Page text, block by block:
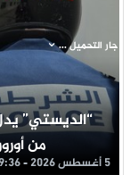
“الديستي”
من
5 أغسطس 2026 - 19:36
جار التحميل ...